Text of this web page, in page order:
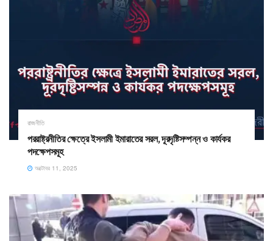
রাজনীতি
পররাষ্ট্রনীতির ক্ষেত্রে ইসলামী ইমারাতের সরল, দূরদৃষ্টিসম্পন্ন ও কার্যকর
পদক্ষেপসমূহ
অক্টোবর 11, 2025